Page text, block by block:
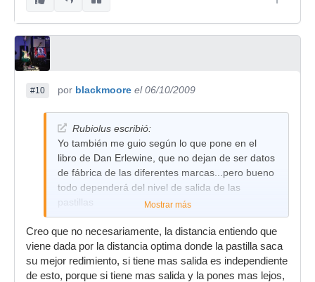
#10 por blackmoore el 06/10/2009
Rubiolus escribió:
Yo también me guio según lo que pone en el
libro de Dan Erlewine, que no dejan de ser datos
de fábrica de las diferentes marcas...pero bueno
todo dependerá del nivel de salida de las
pastillas
Mostrar más
Creo que no necesariamente, la distancia entiendo que
viene dada por la distancia optima donde la pastilla saca
su mejor redimiento, si tiene mas salida es independiente
de esto, porque si tiene mas salida y la pones mas lejos,